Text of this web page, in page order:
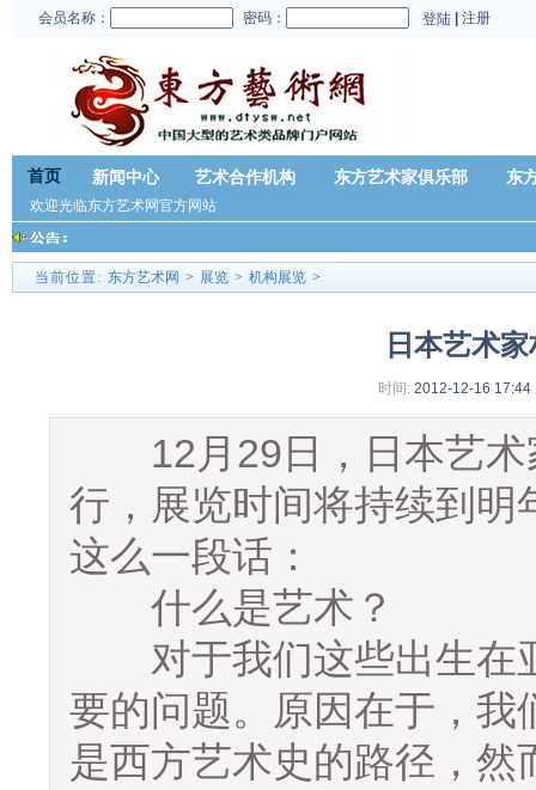
会员名称： 密码： 登陆| 注册
首页 新闻中心 艺术合作机构 东方艺术家俱乐部 东
欢迎光临东方艺术网官方网站
当前位置: 东方艺术网 > 展览 > 机构展览 >
日本艺术
时间: 2012-12-16 17:44
12月29日，日本艺术
行，展览时间将持续到
这么一段话：
什么是艺术？
对于我们这些出生在
要的问题。原因在于，我
是西方艺术史的路径，